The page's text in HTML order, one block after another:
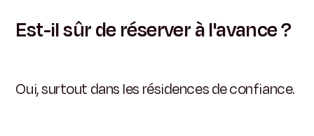
Est-il sûr de réserver à l'avance ?
Oui, surtout dans les résidences de confiance.